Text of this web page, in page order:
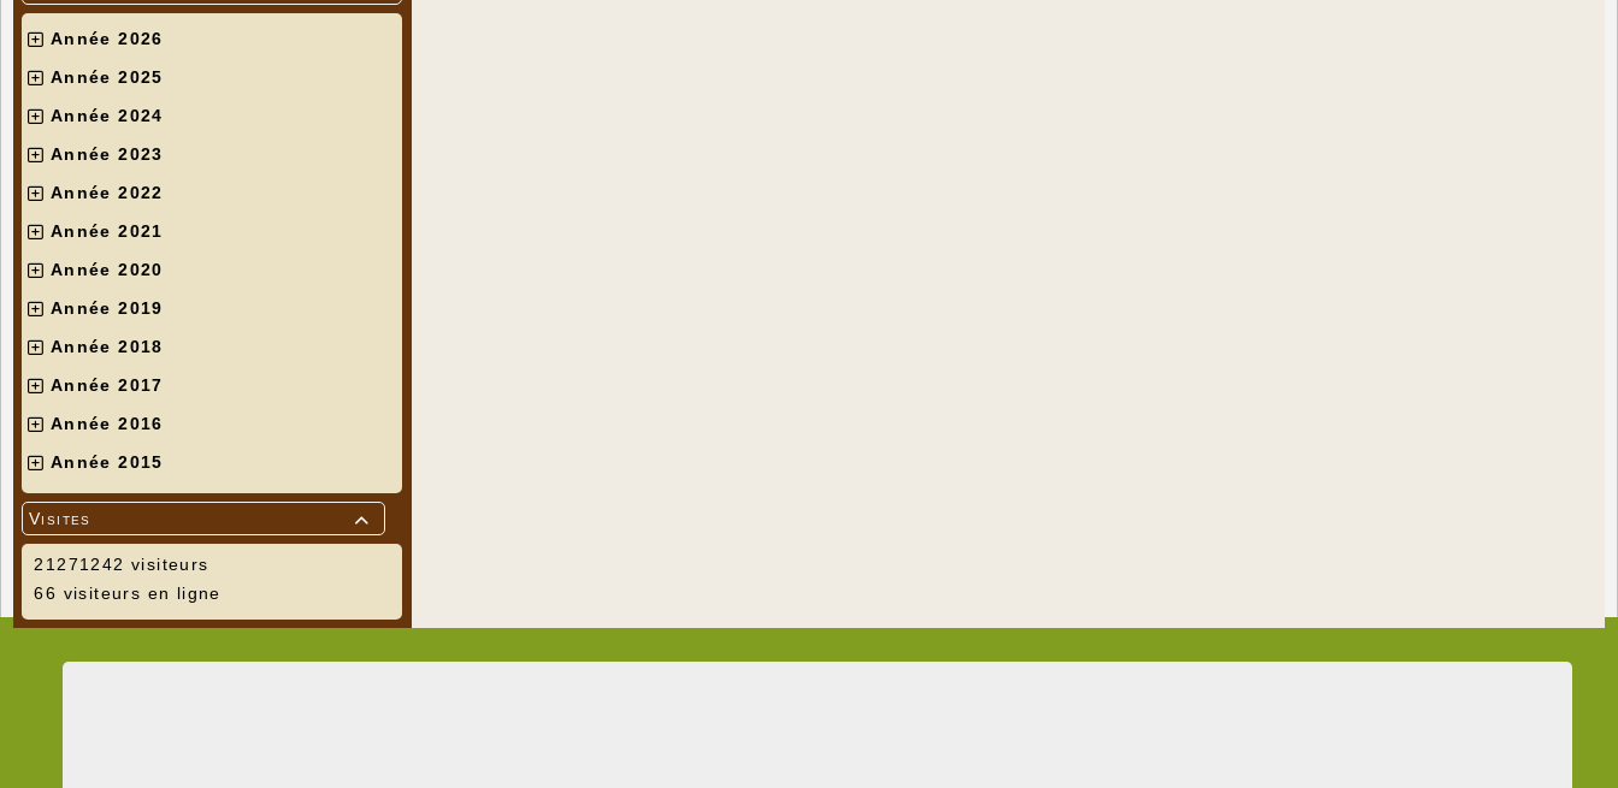
Année 2026
Année 2025
Année 2024
Année 2023
Année 2022
Année 2021
Année 2020
Année 2019
Année 2018
Année 2017
Année 2016
Année 2015

Visites
21271242 visiteurs
66 visiteurs en ligne